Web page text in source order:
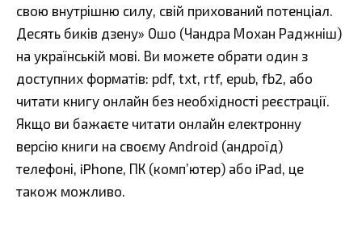
свою внутрішню силу, свій прихований потенціал.
Десять биків дзену» Ошо (Чандра Мохан Раджніш)
на українській мові. Ви можете обрати один з
доступних форматів: pdf, txt, rtf, epub, fb2, або
читати книгу онлайн без необхідності реєстрації.
Якщо ви бажаєте читати онлайн електронну
версію книги на своєму Android (андроїд)
телефоні, iPhone, ПК (комп’ютер) або iPad, це
також можливо.